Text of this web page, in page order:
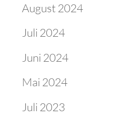
August 2024
Juli 2024
Juni 2024
Mai 2024
Juli 2023